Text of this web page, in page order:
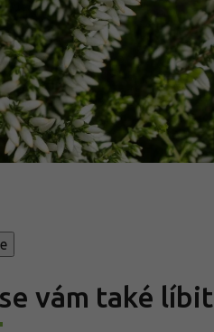
vám také líbit